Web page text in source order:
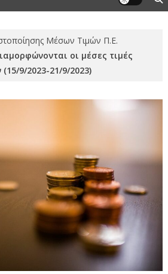
Μέσων Τιμών Π.Ε.
οι μέσες τιμές
9/2023-21/9/2023)